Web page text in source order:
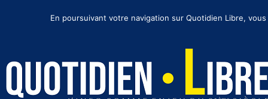
En poursuivant votre navigation sur Quotidien Libre,